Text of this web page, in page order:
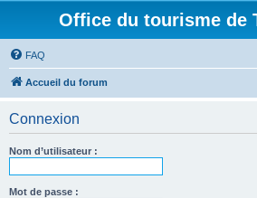
Office du tourisme de
FAQ
Accueil du forum
Connexion
Nom d’utilisateur :
Mot de passe :